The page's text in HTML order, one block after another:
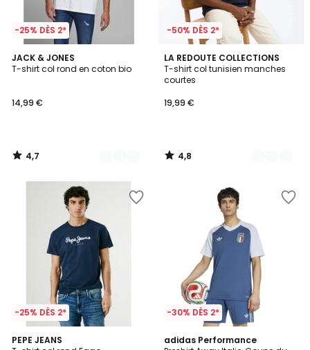
-25% DÈS 2*
JACK & JONES
T-shirt col rond en coton bio
14,99 €
4,7
/ 5
4
Couleurs
4,7
/
-50% DÈS 2*
LA REDOUTE COLLECTIONS
T-shirt col tunisien manches
courtes
19,99 €
4,8
/ 5
2
Couleurs
4,8
/
-25% DÈS 2*
PEPE JEANS
4,7
2
-30% DÈS 2*
adidas Performance
4,9